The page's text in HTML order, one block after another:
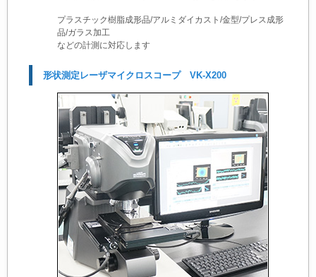
プラスチック樹脂成形品/アルミダイカスト/金型/プレス成形
品/ガラス加工
などの計測に対応します
形状測定レーザマイクロスコープ VK-X200